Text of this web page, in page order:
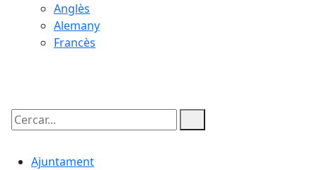
Anglès
Alemany
Francès
Cercar:
Ajuntament